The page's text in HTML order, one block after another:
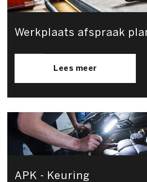
Werkplaats afspraak
Lees meer
APK - Keuring